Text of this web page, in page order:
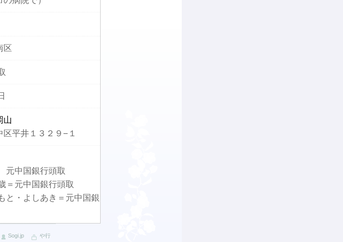
区
山
区平井１３２９−１
元中国銀行頭取
＝元中国銀行頭取
と・よしあき＝元中国銀
Sogi.jp や行